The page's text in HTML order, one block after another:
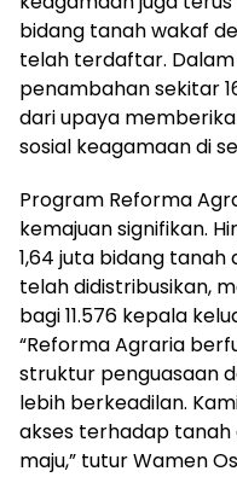
bidang tanah wakaf
telah terdaftar.
penambahan sekitar
dari upaya
sosial keagamaan di
Program Reforma
kemajuan signifikan.
1,64 juta bidang tanah
telah didistribusikan,
bagi 11.576 kepala
“Reforma Agraria
struktur penguasaan
lebih berkeadilan.
akses terhadap
maju,” tutur Wamen